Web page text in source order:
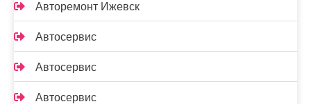
Авторемонт Ижевск
Автосервис
Автосервис
Автосервис